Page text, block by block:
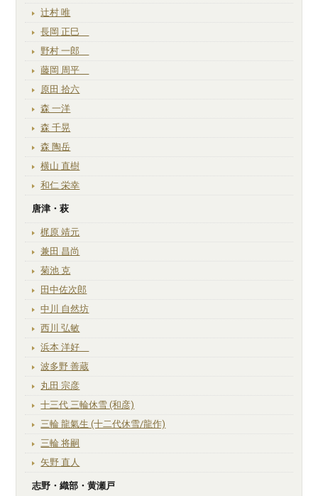
辻村 唯
長岡 正巳
野村 一郎
藤岡 周平
原田 拾六
森 一洋
森 千晃
森 陶岳
横山 直樹
和仁 栄幸
唐津・萩
梶原 靖元
兼田 昌尚
菊池 克
田中佐次郎
中川 自然坊
西川 弘敏
浜本 洋好
波多野 善蔵
丸田 宗彦
十三代 三輪休雪 (和彦)
三輪 龍氣生 (十二代休雪/龍作)
三輪 将嗣
矢野 直人
志野・織部・黄瀬戸